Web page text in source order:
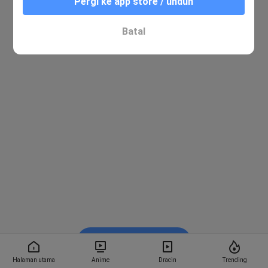
Halaman utama Anime Dracin Trending
Nonton di Bstation
Batal